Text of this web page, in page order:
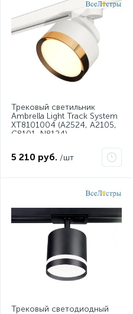
Трековый светильник
Ambrella Light Track System
XT8101004 (A2524, A2105,
C8101, N8124)
5 210 руб. /шт
Трековый светодиодный